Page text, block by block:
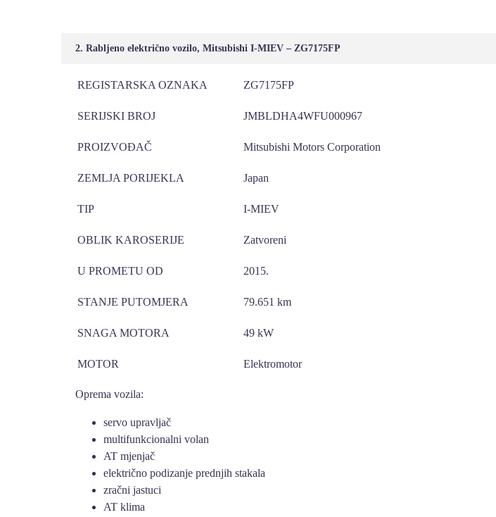
2. Rabljeno električno vozilo, Mitsubishi I-MIEV – ZG7175FP
REGISTARSKA OZNAKA ZG7175FP
SERIJSKI BROJ JMBLDHA4WFU000967
PROIZVOĐAČ Mitsubishi Motors Corporation
ZEMLJA PORIJEKLA Japan
TIP I-MIEV
OBLIK KAROSERIJE Zatvoreni
U PROMETU OD 2015.
STANJE PUTOMJERA 79.651 km
SNAGA MOTORA 49 kW
MOTOR Elektromotor
Oprema vozila:
servo upravljač
multifunkcionalni volan
AT mjenjač
električno podizanje prednjih stakala
zračni jastuci
AT klima